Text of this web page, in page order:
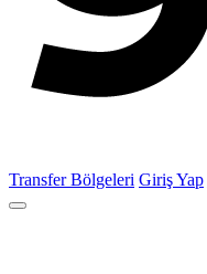
Transfer Bölgeleri Giriş Yap